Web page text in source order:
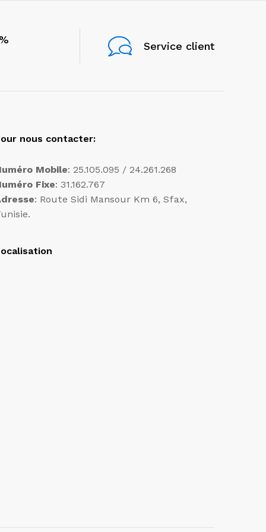
Service client
nous contacter:
Mobile: 25.105.095 / 24.261.268
Fixe: 31.162.767
: Route Sidi Mansour Km 6, Sfax,